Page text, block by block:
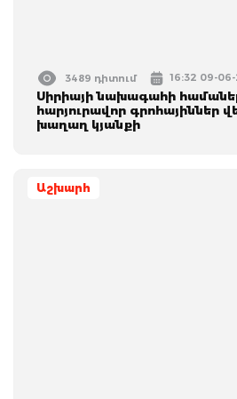
3489 դիտում 16:32 09-06-
Սիրիայի նախագահի
հարյուրավոր գրոհայիններ
խաղաղ կյանքի
Աշխարհ